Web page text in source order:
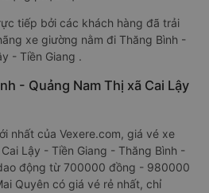
tiếp bởi các khách hàng đã trải
xe giường nằm đi Thăng Bình -
- Tiền Giang .
- Quảng Nam Thị xã Cai Lậy
nhất của Vexere.com, giá vé xe
Lậy - Tiền Giang - Thăng Bình -
động từ 700000 đồng - 980000
Quyên có giá vé rẻ nhất, chỉ